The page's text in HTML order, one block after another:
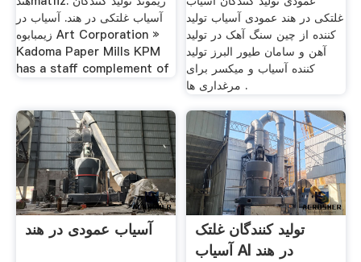
آسیاب غلتکی در هند. آسیاب در
زیمبابوه Art Corporation »
Kadoma Paper Mills KPM
has a staff complement of
غلتکی در هند عمودی آسیاب تولید
کننده از چین سنگ آهک در تولید
آهن و سامان طیور البرز تولید
کننده آسیاب و میکسر برای
مرغداری ها .
آسیاب عمودی در هند
تولید کنندگان غلتک
آسیاب Al در هند